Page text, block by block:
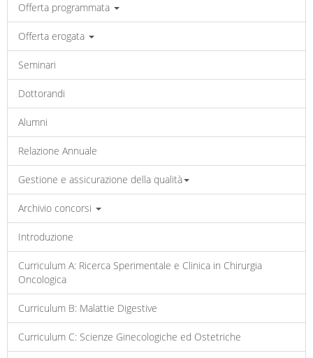
Offerta programmata
Offerta erogata
Seminari
Dottorandi
Alumni
Relazione Annuale
Gestione e assicurazione della qualità
Archivio concorsi
Introduzione
Curriculum A: Ricerca Sperimentale e Clinica in Chirurgia
Oncologica
Curriculum B: Malattie Digestive
Curriculum C: Scienze Ginecologiche ed Ostetriche